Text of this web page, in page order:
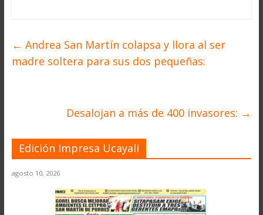
← Andrea San Martín colapsa y llora al ser
madre soltera para sus dos pequeñas:
Desalojan a más de 400 invasores: →
Edición Impresa Ucayali
agosto 10, 2026